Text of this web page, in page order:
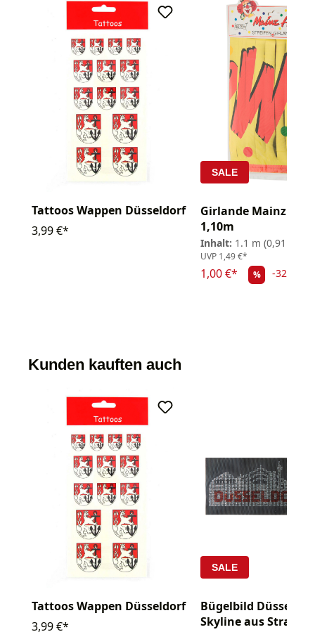
Tattoos Wappen Düsseldorf
3,99 €*
SALE
Girlande Mainz
1,10m
Inhalt: 1.1 m (0,91 € / 1
UVP 1,49 €*
1,00 €* % -32.89%
Kunden kauften auch
Tattoos Wappen Düsseldorf
3,99 €*
SALE
Bügelbild
Skyline aus Strass